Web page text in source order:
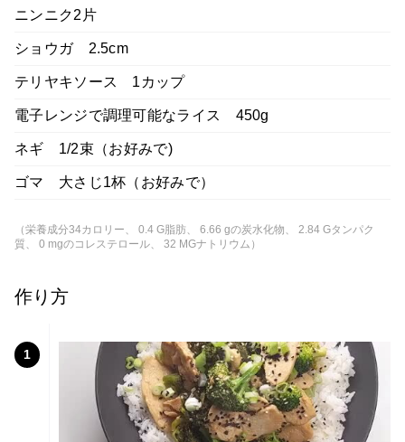
ニンニク2片
ショウガ 2.5cm
テリヤキソース 1カップ
電子レンジで調理可能なライス 450g
ネギ 1/2束（お好みで)
ゴマ 大さじ1杯（お好みで）
（栄養成分34カロリー、 0.4 G脂肪、 6.66 gの炭水化物、 2.84 Gタンパク
質、 0 mgのコレステロール、 32 MGナトリウム）
作り方
1